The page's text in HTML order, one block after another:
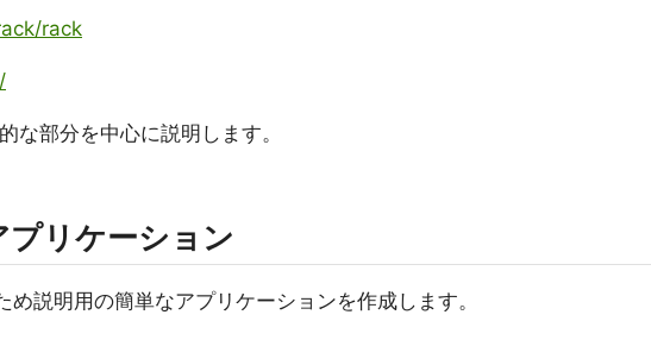
rack
な部分を中心に説明します。
リケーション
め説明用の簡単なアプリケーションを作成します。